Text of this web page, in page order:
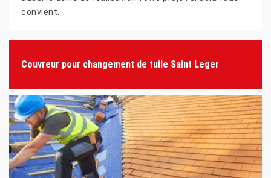
convient.
Couvreur pour changement de tuile Saint Leger